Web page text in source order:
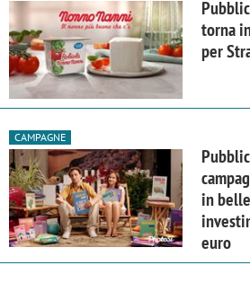
torna
per
CAMPAGNE
in
euro